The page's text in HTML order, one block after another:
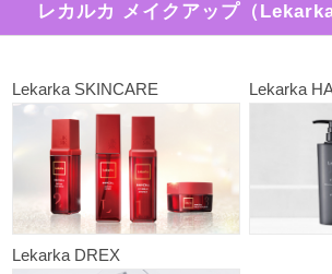
レカルカ メイクアップ（
Lekarka SKINCARE Lekarka
Lekarka DREX